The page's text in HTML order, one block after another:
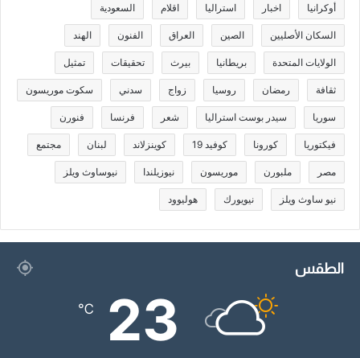
أوكرانيا اخبار استراليا اقلام السعودية
السكان الأصليين الصين العراق الفنون الهند
الولايات المتحدة بريطانيا بيرث تحقيقات تمثيل
ثقافة رمضان روسيا زواج سدني سكوت موريسون
سوريا سيدر بوست استراليا شعر فرنسا فنورن
فيكتوريا كورونا كوفيد 19 كوينزلاند لبنان مجتمع
مصر ملبورن موريسون نيوزيلندا نيوساوث ويلز
نيو ساوث ويلز نيويورك هوليوود
الطقس
23
℃